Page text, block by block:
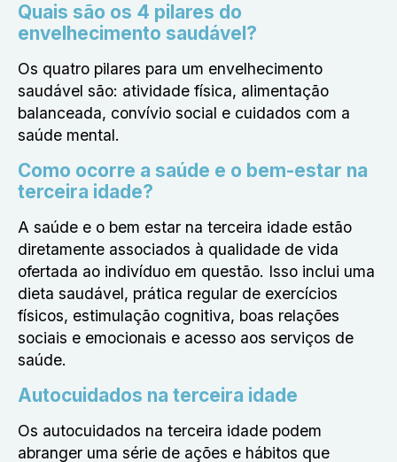
Quais são os 4 pilares do
envelhecimento saudável?
Os quatro pilares para um envelhecimento
saudável são: atividade física, alimentação
balanceada, convívio social e cuidados com a
saúde mental.
Como ocorre a saúde e o bem-estar na
terceira idade?
A saúde e o bem estar na terceira idade estão
diretamente associados à qualidade de vida
ofertada ao indivíduo em questão. Isso inclui uma
dieta saudável, prática regular de exercícios
físicos, estimulação cognitiva, boas relações
sociais e emocionais e acesso aos serviços de
saúde.
Autocuidados na terceira idade
Os autocuidados na terceira idade podem
abranger uma série de ações e hábitos que